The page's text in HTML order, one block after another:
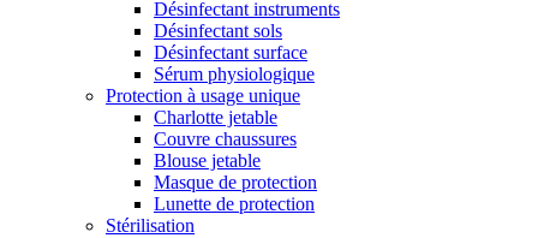
Désinfectant instruments
Désinfectant sols
Désinfectant surface
Sérum physiologique
Protection à usage unique
Charlotte jetable
Couvre chaussures
Blouse jetable
Masque de protection
Lunette de protection
Stérilisation